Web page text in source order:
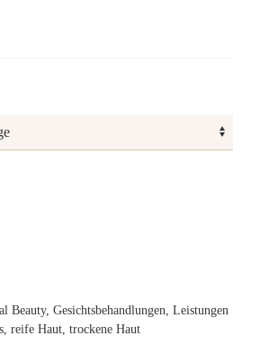
Beauty, Gesichtsbehandlungen, Leistungen
, reife Haut, trockene Haut